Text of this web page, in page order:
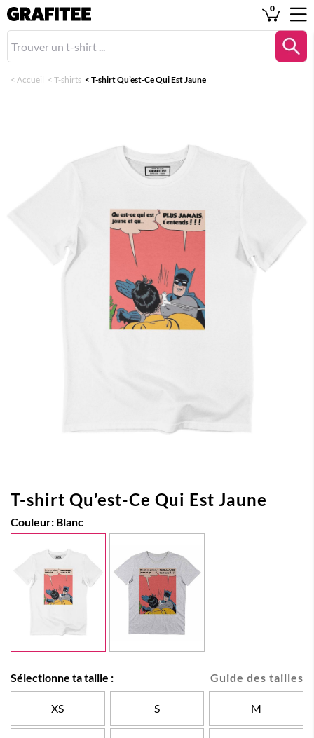
0
< Accueil < T-shirts < T-shirt Qu’est-Ce Qui Est Jaune
T-shirt Qu’est-Ce Qui Est Jaune
Couleur: Blanc
Guide des tailles
Sélectionne ta taille :
XS S M